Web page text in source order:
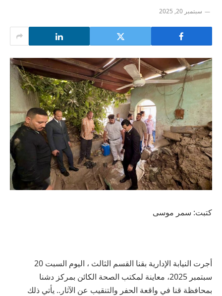
سبتمبر 20, 2025
كتبت: سمر موسى
أجرت النيابة الإدارية بقنا القسم الثالث ، اليوم السبت 20
سبتمبر 2025، معاينة لمكتب الصحة الكائن بمركز دشنا
بمحافظة قنا في واقعة الحفر والتنقيب عن الآثار.. يأتي ذلك